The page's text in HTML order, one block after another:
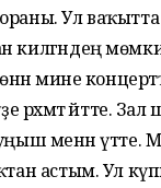
Ул
мине
рәхмәт әйтте.
менән үтте.
астым. Ул